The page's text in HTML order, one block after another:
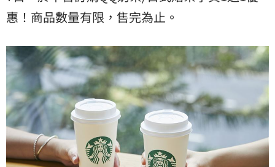
惠！商品數量有限，售完為止。